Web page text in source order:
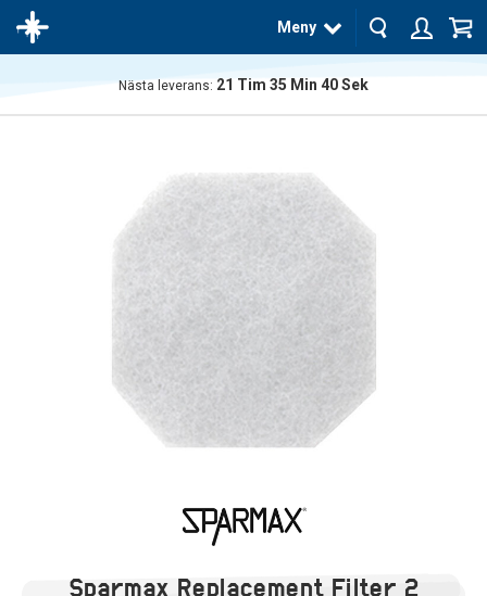
Meny
Nästa leverans: 21 Tim 35 Min 40Sek
Sparmax Replacement Filter 2